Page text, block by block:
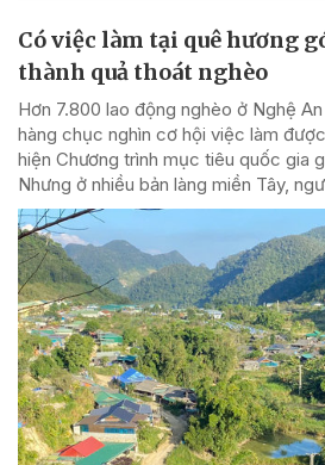
Có việc làm tại quê hương
thành quả thoát nghèo
Hơn 7.800 lao động nghèo ở Nghệ
hàng chục nghìn cơ hội việc làm
hiện Chương trình mục tiêu quốc gia
Nhưng ở nhiều bản làng miền Tây,